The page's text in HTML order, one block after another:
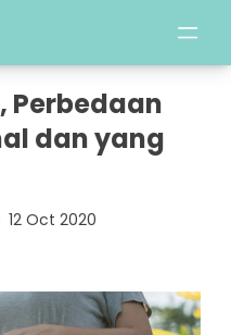
Perbedaan
dan yang
12 Oct 2020